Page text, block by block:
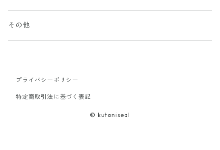
その他
プライバシーポリシー
特定商取引法に基づく表記
© kutaniseal